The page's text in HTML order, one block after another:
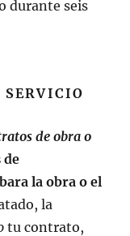
durante seis
SERVICIO
de obra o
de
la obra o el
la
tu contrato,